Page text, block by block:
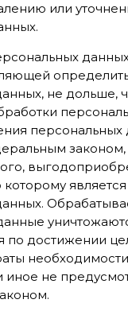
или
определить
не дольше,
персональных
является
по достижении
иное не